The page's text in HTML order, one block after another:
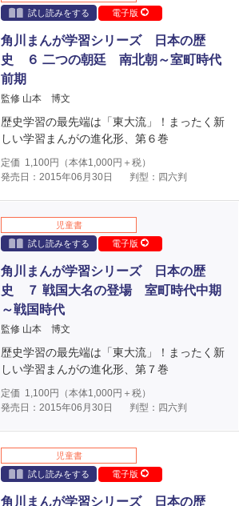
試し読みをする
電子版
角川まんが学習シリーズ 日本の歴
史 ６ 二つの朝廷 南北朝～室町時代
前期
監修 山本 博文
歴史学習の最先端は「東大流」！まったく新
しい学習まんがの進化形、第６巻
定価 1,100円（本体1,000円＋税）
発売日：2015年06月30日
判型：四六判
児童書
試し読みをする
電子版
角川まんが学習シリーズ 日本の歴
史 ７ 戦国大名の登場 室町時代中期
～戦国時代
監修 山本 博文
歴史学習の最先端は「東大流」！まったく新
しい学習まんがの進化形、第７巻
定価 1,100円（本体1,000円＋税）
発売日：2015年06月30日
判型：四六判
児童書
試し読みをする
電子版
角川まんが学習シリーズ 日本の歴